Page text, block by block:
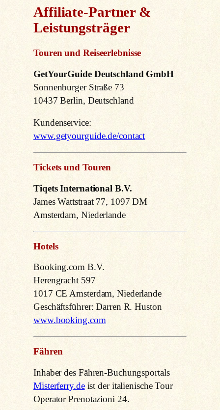
Affiliate-Partner &
Leistungsträger
Touren und Reiseerlebnisse
GetYourGuide Deutschland GmbH
Sonnenburger Straße 73
10437 Berlin, Deutschland
Kundenservice:
www.getyourguide.de/contact
Tickets und Touren
Tiqets International B.V.
James Wattstraat 77, 1097 DM
Amsterdam, Niederlande
Hotels
Booking.com B.V.
Herengracht 597
1017 CE Amsterdam, Niederlande
Geschäftsführer: Darren R. Huston
www.booking.com
Fähren
Inhaber des Fähren-Buchungsportals
Misterferry.deist der italienische Tour
Operator Prenotazioni 24.